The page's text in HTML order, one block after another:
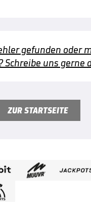
gefunden oder
Schreibe uns gerne
ZUR STARTSEITE